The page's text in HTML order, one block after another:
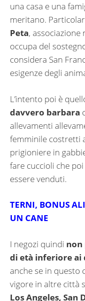
una casa e una
meritano.
Peta,
occupa del
considera San
esigenze degli
L’intento poi è
davvero barbara
allevamenti
femminile costretti
prigioniere in
fare cuccioli che
essere venduti.
TERNI, BONUS
UN CANE
I negozi quindi non
di età inferiore ai
anche se in questo
vigore in altre città
Los Angeles, San